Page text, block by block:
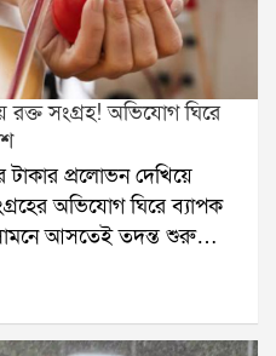
রক্ত সংগ্রহ! অভিযোগ ঘিরে
টাকার প্রলোভন দেখিয়ে
অভিযোগ ঘিরে ব্যাপক
আসতেই তদন্ত শুরু
সঙ্গে কারা জড়িত, তা
ইস্পাত নগরীর একটি
পড়ুয়াকে টাকার লোভ দেখিয়ে